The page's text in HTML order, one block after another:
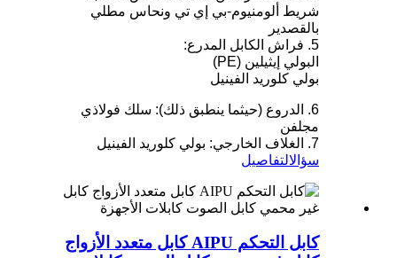
شريط ألومنيوم-بي إي تي ونحاس مطلي
بالقصدير
5. فراش الكابل المدرع:
البولي إيثيلين (PE)
بولي كلوريد الفينيل
6. الدروع (حيثما ينطبق ذلك): سلك فولاذي
مجلفن
7. الغلاف الخارجي: بولي كلوريد الفينيل
سؤالالتفاصيل
كابل التحكم AIPU كابل متعدد الأزواج